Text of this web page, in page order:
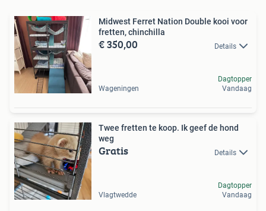
Midwest Ferret Nation Double kooi voor
fretten, chinchilla
€ 350,00 Details
Wageningen
Dagtopper
Vandaag
Twee fretten te koop. Ik geef de hond
weg
Gratis Details
Vlagtwedde
Dagtopper
Vandaag